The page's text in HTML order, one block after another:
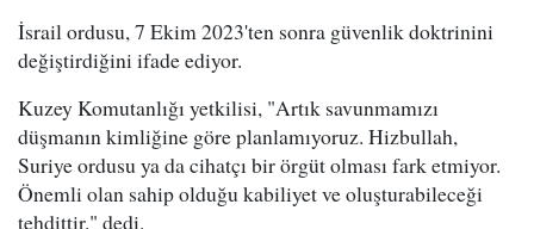
İsrail ordusu, 7 Ekim 2023'ten sonra güvenlik doktrinini
değiştirdiğini ifade ediyor.
Kuzey Komutanlığı yetkilisi, "Artık savunmamızı
düşmanın kimliğine göre planlamıyoruz. Hizbullah,
Suriye ordusu ya da cihatçı bir örgüt olması fark etmiyor.
Önemli olan sahip olduğu kabiliyet ve oluşturabileceği
tehdittir." dedi.